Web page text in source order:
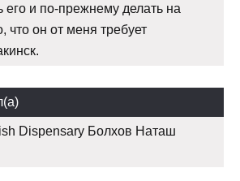
его и по-прежнему делать на
что он от меня требует
Dispensary Болхов Наташ